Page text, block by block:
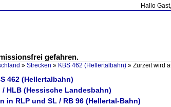
Hallo
gefahren.
» Strecken » KBS 462 (Hellertalbahn) » Zurzeit wird
462 (Hellertalbahn)
HLB (Hessische Landesbahn)
in RLP und SL / RB 96 (Hellertal-Bahn)